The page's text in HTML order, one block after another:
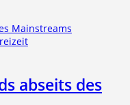
abseits des